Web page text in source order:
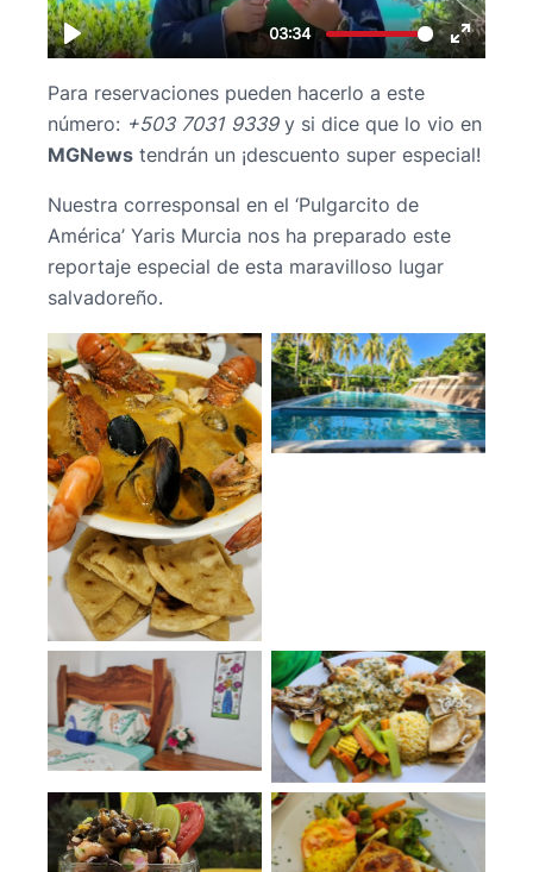
Para reservaciones pueden hacerlo a este
número: +503 7031 9339y si dice que lo vio en
MGNews tendrán un ¡descuento super especial!
Nuestra corresponsal en el ‘Pulgarcito de
América’ Yaris Murcia nos ha preparado este
reportaje especial de esta maravilloso lugar
salvadoreño.
No Caption
No Caption
No Caption No Caption